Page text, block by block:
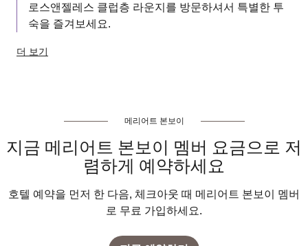
로스앤젤레스 클럽층 라운지를 방문하셔서 특별한 투
숙을 즐겨보세요.
더 보기
메리어트 본보이
지금 메리어트 본보이 멤버 요금으로 저
렴하게 예약하세요
호텔 예약을 먼저 한 다음, 체크아웃 때 메리어트 본보이 멤버
로 무료 가입하세요.